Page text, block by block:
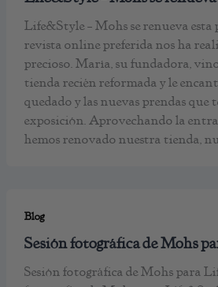
Life&Style – Mohs se renueva
revista online preferida nos ha
precioso. María, su fundadora,
tienda recién reformada y le
quedado y las nuevas prendas que
exposición. Aprovechando la
hemos renovado nuestra tienda,
Blog
Sesión fotográfica de Mohs
Sesión fotográfica de Mohs para